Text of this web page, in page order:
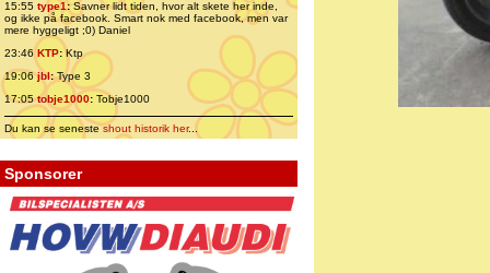
15:55 type1:Savner lidt tiden, hvor alt skete her inde,
og ikke på facebook. Smart nok med facebook, men var
mere hyggeligt ;0) Daniel
23:46 KTP:Ktp
19:06jbl:Type 3
17:05tobje1000: Tobje1000
Du kan se senesteshout historik her...
Sponsorer